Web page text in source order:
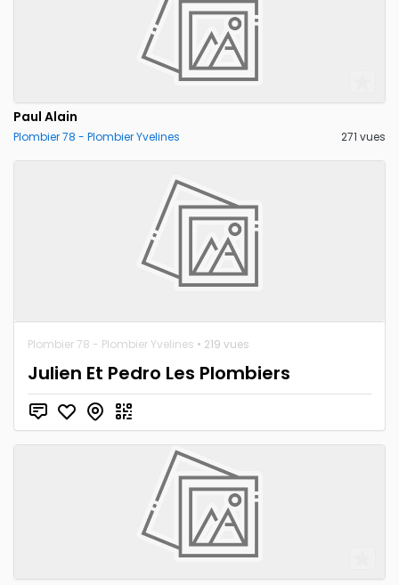
Paul Alain
Plombier 78 - Plombier Yvelines 271 vues
Plombier 78 - Plombier Yvelines • 219 vues
Julien Et Pedro Les Plombiers